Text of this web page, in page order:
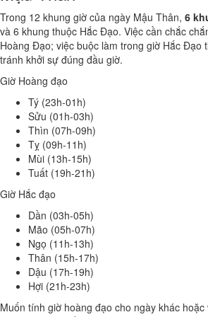
Trong 12 khung giờ của ngày Mậu Thân, 6
và 6 khung thuộc Hắc Đạo. Việc cần chắc
Hoàng Đạo; việc buộc làm trong giờ Hắc Đạo
tránh khởi sự đúng đầu giờ.
Giờ Hoàng đạo
Tý (23h-01h)
Sửu (01h-03h)
Thìn (07h-09h)
Tỵ (09h-11h)
Mùi (13h-15h)
Tuất (19h-21h)
Giờ Hắc đạo
Dần (03h-05h)
Mão (05h-07h)
Ngọ (11h-13h)
Thân (15h-17h)
Dậu (17h-19h)
Hợi (21h-23h)
Muốn tính giờ hoàng đạo cho ngày khác hoặc